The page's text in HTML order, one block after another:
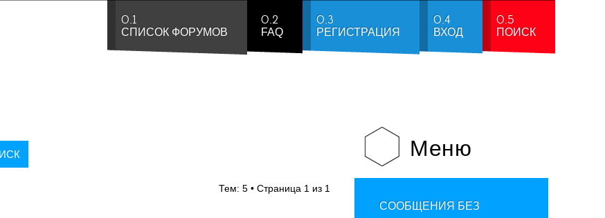
0.1
СПИСОК ФОРУМОВ
0.2
FAQ
0.3
РЕГИСТРАЦИЯ
0.4
ВХОД
0.5
ПОИСК
Тем: 5 • Страница 1 из 1
Меню
СООБЩЕНИЯ БЕЗ